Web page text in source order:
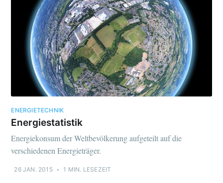
ENERGIETECHNIK
Energiestatistik
Energiekonsum der Weltbevölkerung aufgeteilt auf die
verschiedenen Energieträger.
26 JAN. 2015 • 1 MIN. LESEZEIT